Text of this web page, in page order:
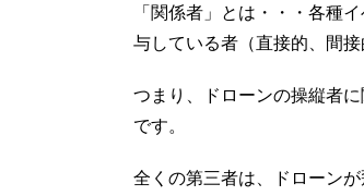
「関係者」とは・・・各種
与している者（直接的、間接
つまり、ドローンの操縦者
です。
全くの第三者は、ドローン